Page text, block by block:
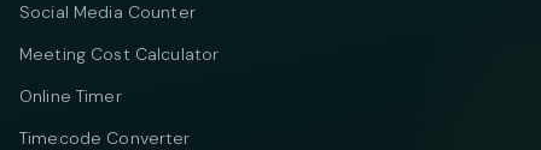
Social Media Counter
Meeting Cost Calculator
Online Timer
Timecode Converter